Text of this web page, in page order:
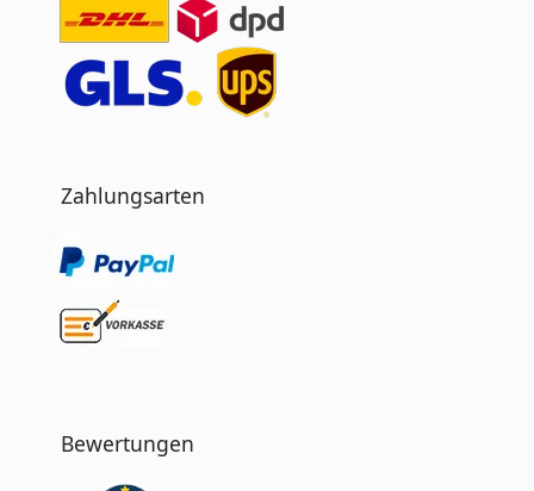
Zahlungsarten
Bewertungen